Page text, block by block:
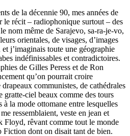
de la décennie 90, mes années de
le récit – radiophonique surtout – des
nom même de Sarajevo, sa-ra-je-vo,
orientales, de visages, d’images
et j’imaginais toute une géographie
indéfinissables et contradictoires.
de Gilles Peress et de Ron
qu’on pourrait croire
communistes, de cathédrales
gratte-ciel beaux comme des tours
la mode ottomane entre lesquelles
ressemblaient, veste en jean et
Floyd, rêvant comme tout le monde
Fiction dont on disait tant de bien.